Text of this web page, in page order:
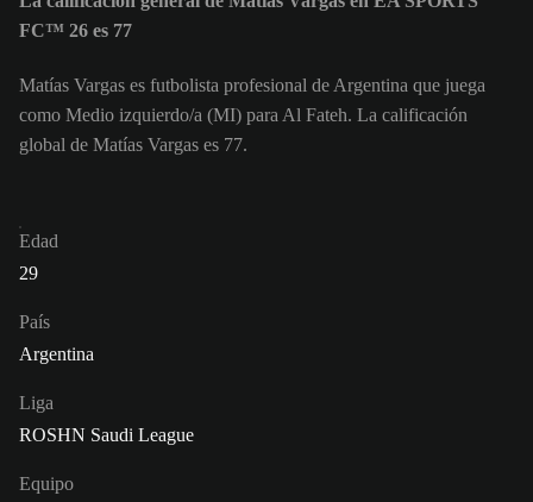
FC™ 26 es 77
Matías Vargas es futbolista profesional de Argentina que juega
como Medio izquierdo/a (MI) para Al Fateh. La calificación
global de Matías Vargas es 77.
Edad
29
País
Argentina
Liga
ROSHN Saudi League
Equipo